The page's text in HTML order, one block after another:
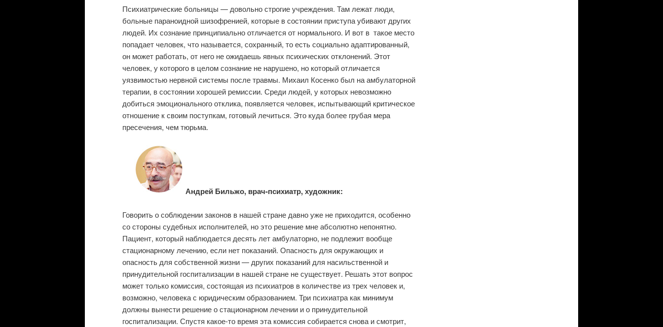
Психиатрические больницы — довольно строгие учреждения. Там лежат люди,
больные параноидной шизофренией, которые в состоянии приступа убивают других
людей. Их сознание принципиально отличается от нормального. И вот в такое место
попадает человек, что называется, сохранный, то есть социально адаптированный,
он может работать, от него не ожидаешь явных психических отклонений. Этот
человек, у которого в целом сознание не нарушено, но который отличается
уязвимостью нервной системы после травмы. Михаил Косенко был на амбулаторной
терапии, в состоянии хорошей ремиссии. Среди людей, у которых невозможно
добиться эмоционального отклика, появляется человек, испытывающий критическое
отношение к своим поступкам, готовый лечиться. Это куда более грубая мера
пресечения, чем тюрьма.
Андрей Бильжо, врач-психиатр, художник:
Говорить о соблюдении законов в нашей стране давно уже не приходится, особенно
со стороны судебных исполнителей, но это решение мне абсолютно непонятно.
Пациент, который наблюдается десять лет амбулаторно, не подлежит вообще
стационарному лечению, если нет показаний. Опасность для окружающих и
опасность для собственной жизни — других показаний для насильственной и
принудительной госпитализации в нашей стране не существует. Решать этот вопрос
может только комиссия, состоящая из психиатров в количестве из трех человек и,
возможно, человека с юридическим образованием. Три психиатра как минимум
должны вынести решение о стационарном лечении и о принудительной
госпитализации. Спустя какое-то время эта комиссия собирается снова и смотрит,